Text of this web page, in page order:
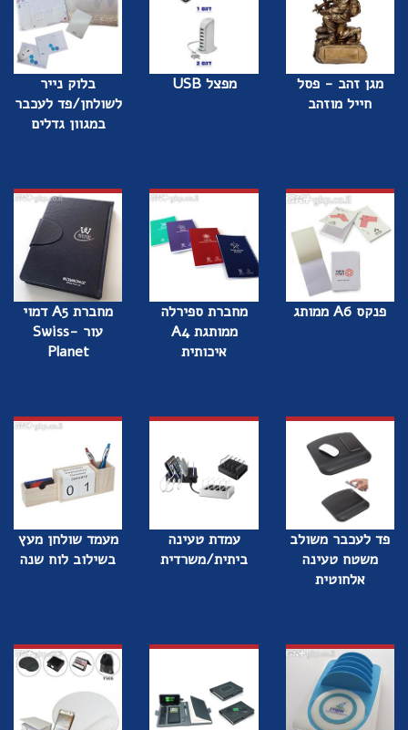
מגן זהב - פסל
חייל מוזהב
מפצל USB
בלוק נייר
לשולחן/פד לעכבר
במגוון גדלים
פנקס A6 ממותג
מחברת ספירלה
ממותגת A4
איכותית
מחברת A5 דמוי
עור -Swiss
Planet
פד לעכבר משולב
משטח טעינה
אלחוטית
עמדת טעינה
ביתית/משרדית
מעמד שולחן מעץ
בשילוב לוח שנה